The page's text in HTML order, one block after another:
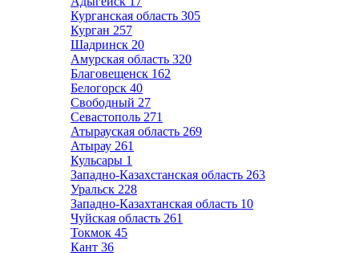
Курганская область 305
Курган 257
Шадринск 20
Амурская область 320
Благовещенск 162
Белогорск 40
Свободный 27
Севастополь 271
Атырауская область 269
Атырау 261
Кульсары 1
Западно-Казахстанская область 263
Уральск 228
Западно-Казахтанская область 10
Чуйская область 261
Токмок 45
Кант 36